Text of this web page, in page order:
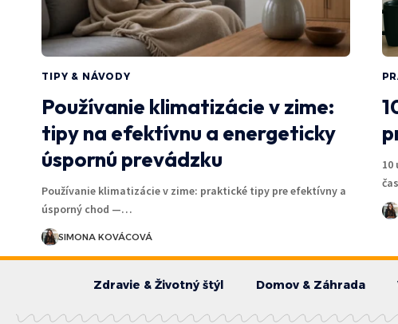
TIPY & NÁVODY
Používanie klimatizácie v zime:
tipy na efektívnu a energeticky
úspornú prevádzku
Používanie klimatizácie v zime: praktické tipy pre efektívny a
úsporný chod —…
SIMONA KOVÁCOVÁ
10
Zdravie & Životný štýl Domov & Záhrada